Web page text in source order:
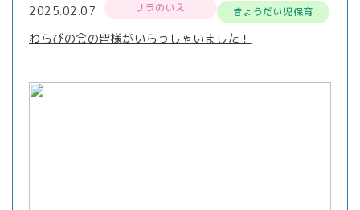
2025.02.07 リラのいえ きょうだい児保育
わらびの会の皆様がいらっしゃいました！